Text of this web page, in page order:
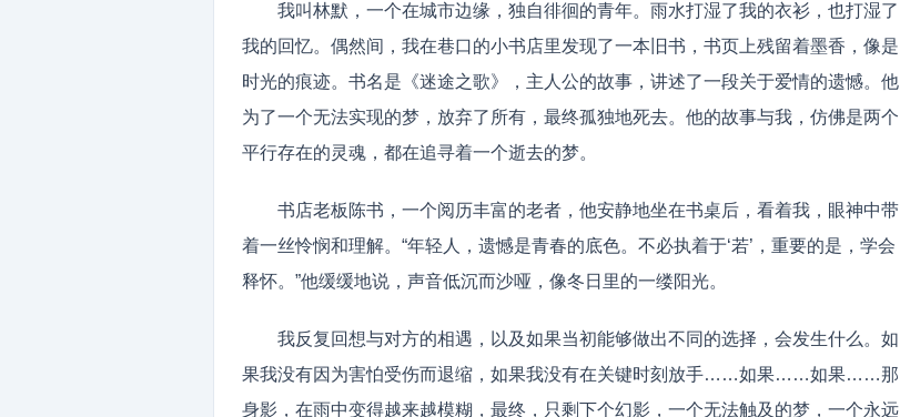
我叫林默，一个在城市边缘，独自徘徊的青年。雨水打湿了我的衣衫，也打湿了
我的回忆。偶然间，我在巷口的小书店里发现了一本旧书，书页上残留着墨香，像是
时光的痕迹。书名是《迷途之歌》，主人公的故事，讲述了一段关于爱情的遗憾。他
为了一个无法实现的梦，放弃了所有，最终孤独地死去。他的故事与我，仿佛是两个
平行存在的灵魂，都在追寻着一个逝去的梦。
书店老板陈书，一个阅历丰富的老者，他安静地坐在书桌后，看着我，眼神中带
着一丝怜悯和理解。“年轻人，遗憾是青春的底色。不必执着于‘若’，重要的是，学会
释怀。”他缓缓地说，声音低沉而沙哑，像冬日里的一缕阳光。
我反复回想与对方的相遇，以及如果当初能够做出不同的选择，会发生什么。如
果我没有因为害怕受伤而退缩，如果我没有在关键时刻放手……如果……如果……那
身影，在雨中变得越来越模糊，最终，只剩下个幻影，一个无法触及的梦，一个永远